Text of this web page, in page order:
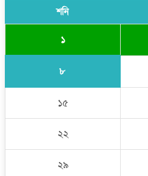
শনি
১
৮
১৫
২২
২৯